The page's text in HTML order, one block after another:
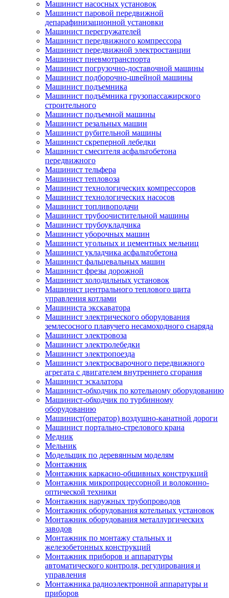
Машинист насосных установок
Машинист паровой передвижной
депарафинизационной установки
Машинист перегружателей
Машинист передвижного компрессора
Машинист передвижной электростанции
Машинист пневмотранспорта
Машинист погрузочно-доставочной машины
Машинист подборочно-швейной машины
Машинист подъемника
Машинист подъёмника грузопассажирского
строительного
Машинист подъемной машины
Машинист резальных машин
Машинист рубительной машины
Машинист скреперной лебедки
Машинист смесителя асфальтобетона
передвижного
Машинист тельфера
Машинист тепловоза
Машинист технологических компрессоров
Машинист технологических насосов
Машинист топливоподачи
Машинист трубоочистительной машины
Машинист трубоукладчика
Машинист уборочных машин
Машинист угольных и цементных мельниц
Машинист укладчика асфальтобетона
Машинист фальцевальных машин
Машинист фрезы дорожной
Машинист холодильных установок
Машинист центрального теплового щита
управления котлами
Машиниста экскаватора
Машинист электрического оборудования
землесосного плавучего несамоходного снаряда
Машинист электровоза
Машинист электролебедки
Машинист электропоезда
Машинист электросварочного передвижного
агрегата с двигателем внутреннего сгорания
Машинист эскалатора
Машинист-обходчик по котельному оборудованию
Машинист-обходчик по турбинному
оборудованию
Машинист(оператор) воздушно-канатной дороги
Машинист портально-стрелового крана
Медник
Мельник
Модельщик по деревянным моделям
Монтажник
Монтажник каркасно-обшивных конструкций
Монтажник микропроцессорной и волоконно-
оптической техники
Монтажник наружных трубопроводов
Монтажник оборудования котельных установок
Монтажник оборудования металлургических
заводов
Монтажник по монтажу стальных и
железобетонных конструкций
Монтажник приборов и аппаратуры
автоматического контроля, регулирования и
управления
Монтажника радиоэлектронной аппаратуры и
приборов